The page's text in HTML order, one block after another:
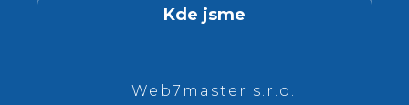
Kde jsme
Web7master s.r.o.